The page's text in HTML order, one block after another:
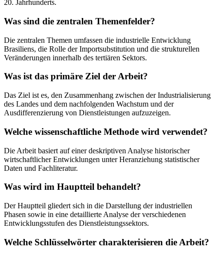
20. Jahrhunderts.
Was sind die zentralen Themenfelder?
Die zentralen Themen umfassen die industrielle Entwicklung
Brasiliens, die Rolle der Importsubstitution und die strukturellen
Veränderungen innerhalb des tertiären Sektors.
Was ist das primäre Ziel der Arbeit?
Das Ziel ist es, den Zusammenhang zwischen der Industrialisierung
des Landes und dem nachfolgenden Wachstum und der
Ausdifferenzierung von Dienstleistungen aufzuzeigen.
Welche wissenschaftliche Methode wird verwendet?
Die Arbeit basiert auf einer deskriptiven Analyse historischer
wirtschaftlicher Entwicklungen unter Heranziehung statistischer
Daten und Fachliteratur.
Was wird im Hauptteil behandelt?
Der Hauptteil gliedert sich in die Darstellung der industriellen
Phasen sowie in eine detaillierte Analyse der verschiedenen
Entwicklungsstufen des Dienstleistungssektors.
Welche Schlüsselwörter charakterisieren die Arbeit?